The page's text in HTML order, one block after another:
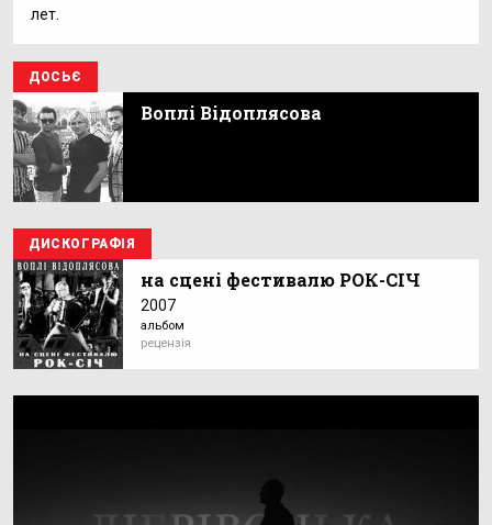
лет.
ДОСЬЄ
Воплі Відоплясова
ДИСКОГРАФІЯ
на сцені фестивалю РОК-СІЧ
2007
альбом
рецензія